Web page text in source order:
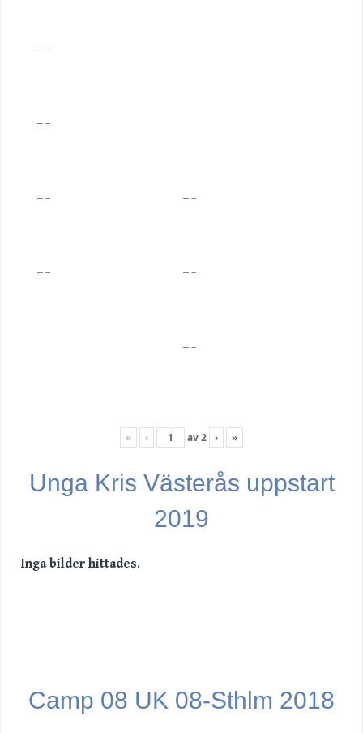
« ‹ av2 › »
Unga Kris Västerås uppstart
2019
Inga bilder hittades.
Camp 08 UK 08-Sthlm 2018